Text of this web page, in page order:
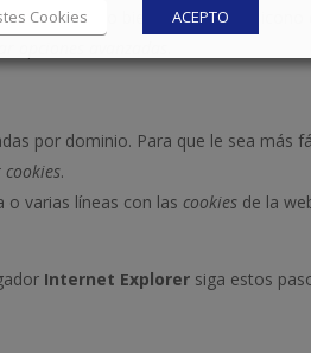
Archivo o bien pinchando el
por dominio. Para que le sea más
cookies.
o varias líneas con las cookies de la
Internet Explorer siga estos
Cookies ACEPTO